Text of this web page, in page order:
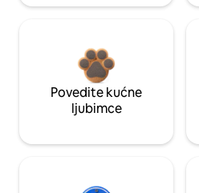
Povedite kućne
ljubimce